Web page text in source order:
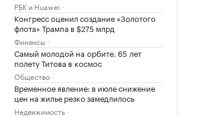
РБК и Huawei
Конгресс оценил создание «Золотого
флота» Трампа в $275 млрд
Финансы
Самый молодой на орбите. 65 лет
полету Титова в космос
Общество
Временное явление: в июле снижение
цен на жилье резко замедлилось
Недвижимость